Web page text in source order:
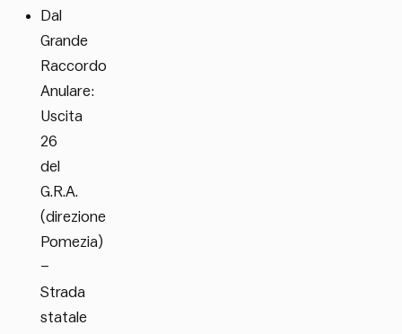
Dal
Grande
Raccordo
Anulare:
Uscita
26
del
G.R.A.
(direzione
Pomezia)
–
Strada
statale